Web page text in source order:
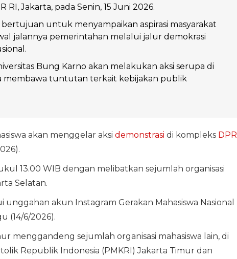
RI, Jakarta, pada Senin, 15 Juni 2026.
untuk menyampaikan aspirasi masyarakat
jalannya pemerintahan melalui jalur demokrasi
Bung Karno akan melakukan aksi serupa di
membawa tuntutan terkait kebijakan publik
akan menggelar aksi demonstrasi di kompleks DPR
13.00 WIB dengan melibatkan sejumlah organisasi
Selatan.
akun Instagram Gerakan Mahasiswa Nasional
(14/6/2026).
menggandeng sejumlah organisasi mahasiswa lain, di
Republik Indonesia (PMKRI) Jakarta Timur dan